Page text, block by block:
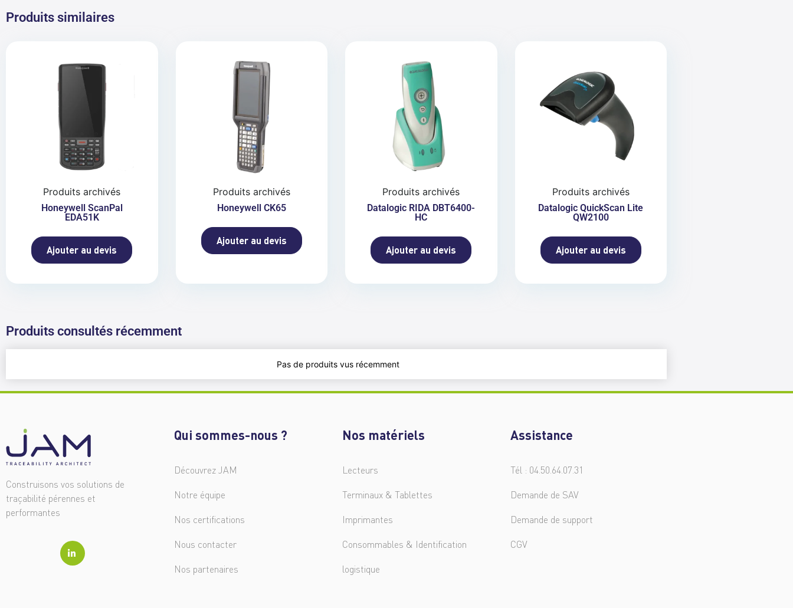
Produits similaires
Produits archivés
Honeywell ScanPal
EDA51K
Ajouter au devis
Produits archivés
Honeywell CK65
Ajouter au devis
Produits archivés
Datalogic RIDA DBT6400-
HC
Ajouter au devis
Produits archivés
Datalogic QuickScan Lite
QW2100
Ajouter au devis
Produits consultés récemment
Pas de produits vus récemment
Construisons vos solutions de
traçabilité pérennes et
performantes
Qui sommes-nous ?
Découvrez JAM
Notre équipe
Nos certifications
Nous contacter
Nos partenaires
Nos matériels
Lecteurs
Terminaux & Tablettes
Imprimantes
Consommables & Identification
logistique
Assistance
Tél : 04.50.64.07.31
Demande de SAV
Demande de support
CGV